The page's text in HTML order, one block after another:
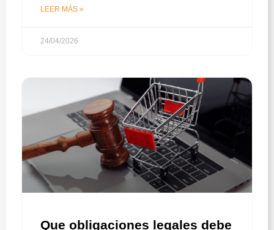
LEER MÁS »
24/04/2026
Que obligaciones legales debe